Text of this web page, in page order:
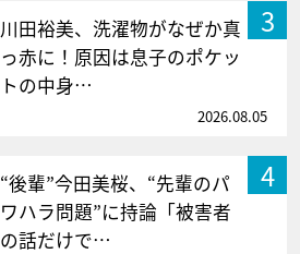
3
川田裕美、洗濯物がなぜか真
っ赤に！原因は息子のポケッ
トの中身…
2026.08.05
4
“後輩”今田美桜、“先輩のパ
ワハラ問題”に持論「被害者
の話だけで…